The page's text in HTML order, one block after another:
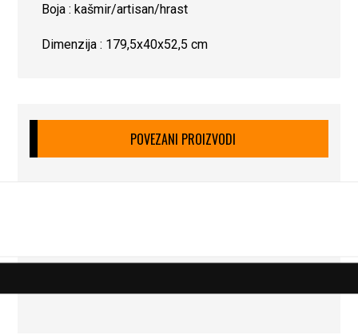
Boja : kašmir/artisan/hrast
Dimenzija : 179,5x40x52,5 cm
POVEZANI PROIZVODI